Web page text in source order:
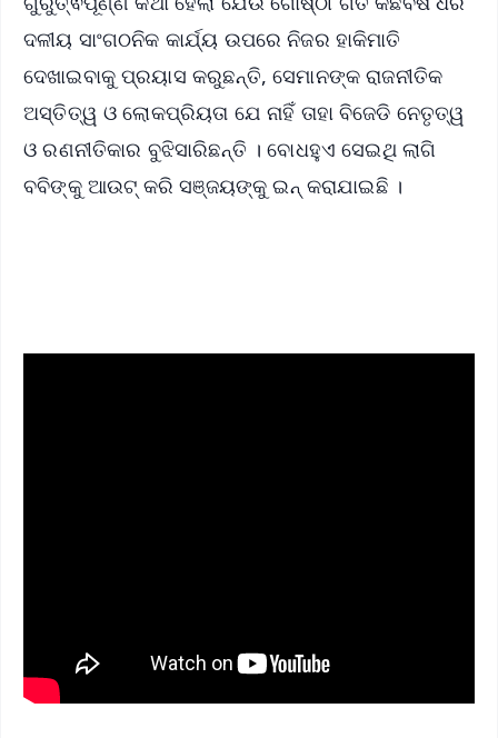
ଦଳୀୟ ସାଂଗଠନିକ କାର୍ଯ୍ୟ ଉପରେ ନିଜର ହାକିମାତି
ଦେଖାଇବାକୁ ପ୍ରୟାସ କରୁଛନ୍ତି, ସେମାନଙ୍କ ରାଜନୀତିକ
ଅସ୍ତିତ୍ୱ ଓ ଲୋକପ୍ରିୟତା ଯେ ନାହିଁ ତାହା ବିଜେଡି ନେତୃତ୍ୱ
ଓ ରଣନୀତିକାର ବୁଝିସାରିଛନ୍ତି । ବୋଧହୁଏ ସେଇଥି ଲାଗି
ବବିଙ୍କୁ ଆଉଟ୍‌ କରି ସଞ୍ଜୟଙ୍କୁ ଇନ୍‌ କରାଯାଇଛି ।